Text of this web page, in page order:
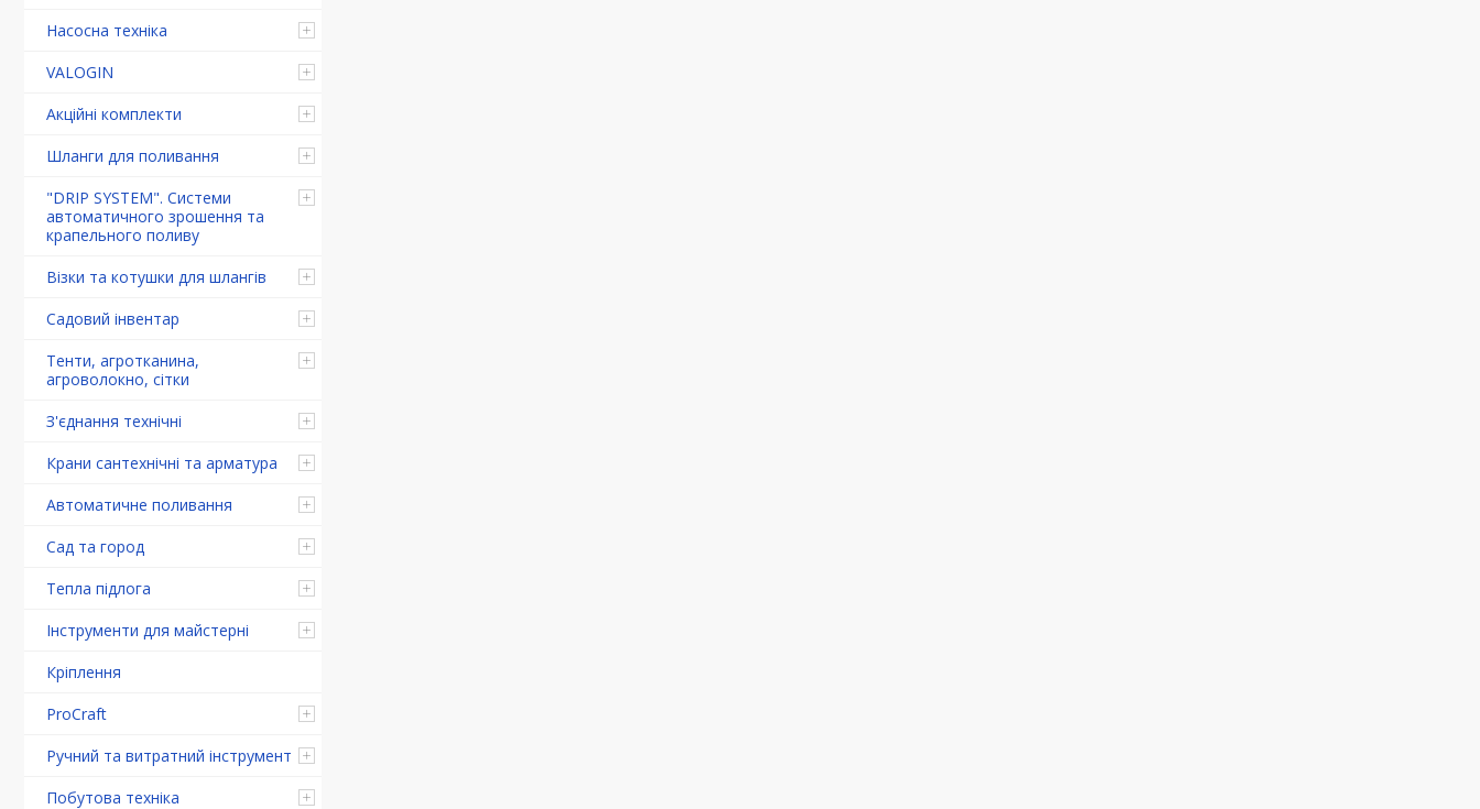
Насосна техніка
VALOGIN
Акційні комплекти
Шланги для поливання
"DRIP SYSTEM". Системи
автоматичного зрошення та
крапельного поливу
Візки та котушки для шлангів
Садовий інвентар
Тенти, агротканина,
агроволокно, сітки
З'єднання технічні
Крани сантехнічні та арматура
Автоматичне поливання
Сад та город
Тепла підлога
Інструменти для майстерні
Кріплення
ProCraft
Ручний та витратний інструмент
Побутова техніка